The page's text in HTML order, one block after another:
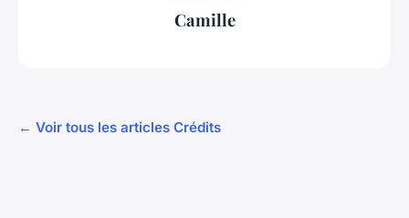
Camille
← Voir tous les articles Crédits